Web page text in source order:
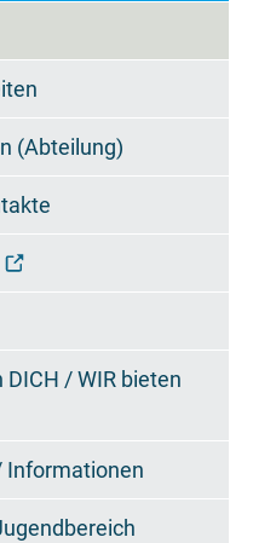
(Abteilung)
DICH / WIR bieten
Informationen